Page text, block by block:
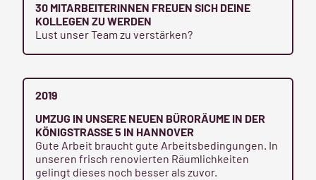
30 MITARBEITERINNEN FREUEN SICH DEINE
KOLLEGEN ZU WERDEN
Lust unser Team zu verstärken?
2019
UMZUG IN UNSERE NEUEN BÜRORÄUME IN DER
KÖNIGSTRASSE 5 IN HANNOVER
Gute Arbeit braucht gute Arbeitsbedingungen. In
unseren frisch renovierten Räumlichkeiten
gelingt dieses noch besser als zuvor.